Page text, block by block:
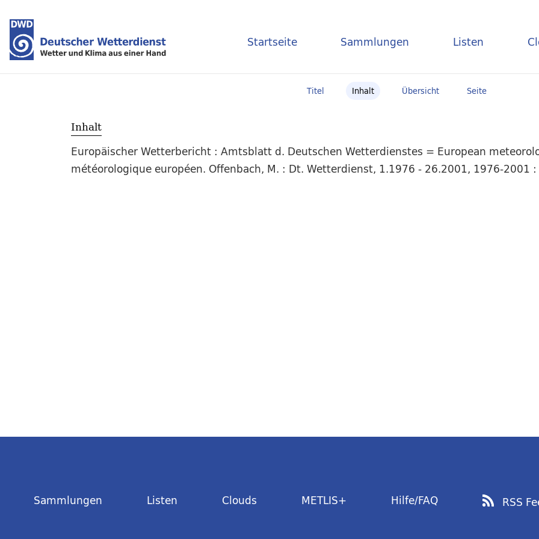
Startseite Sammlungen Listen
Titel Inhalt Übersicht Seite
Inhalt
Europäischer Wetterbericht : Amtsblatt d. Deutschen Wetterdienstes = European
météorologique européen. Offenbach, M. : Dt. Wetterdienst, 1.1976 - 26.2001, 1976-2001
Sammlungen Listen Clouds METLIS+ Hilfe/FAQ RSS